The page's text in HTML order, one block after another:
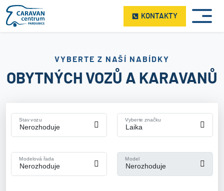
KONTAKTY
VYBERTE Z NAŠÍ NABÍDKY
OBYTNÝCH VOZŮ A KARAVANŮ
Stav vozu Vyberte značku
Modelová řada Model